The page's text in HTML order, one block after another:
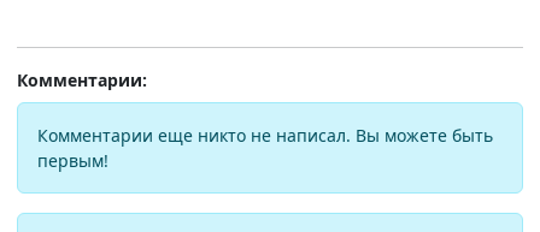
Комментарии:
Комментарии еще никто не написал. Вы можете быть
первым!